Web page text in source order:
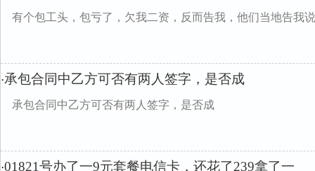
有个包工头，包亏了，欠我二资，反而告我，他们当地告我
·承包合同中乙方可否有两人签字，是否成
承包合同中乙方可否有两人签字，是否成
·01821号办了一9元套餐电信卡，还花了239拿了一